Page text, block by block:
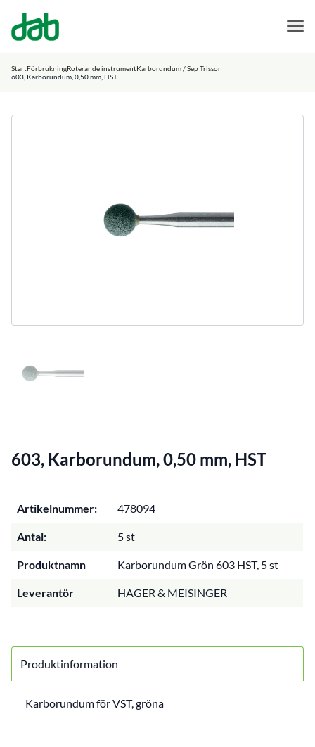
DAB Dental
StartFörbrukningRoterande instrumentKarborundum / Sep Trissor
603, Karborundum, 0,50 mm, HST
603, Karborundum, 0,50 mm, HST
Artikelnummer: 478094
Antal: 5 st
Produktnamn Karborundum Grön 603 HST, 5 st
Leverantör HAGER & MEISINGER
Produktinformation
Karborundum för VST, gröna